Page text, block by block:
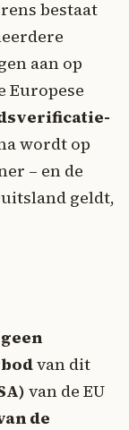
bestaat
aan op
Europese
wordt op
– en de
geldt,
van dit
van de EU
de